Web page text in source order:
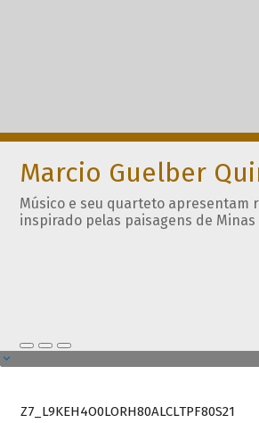
Marcio Guelber
Músico e seu quarteto apresentam
inspirado pelas paisagens de Minas
Z7_L9KEH4O0LORH80ALCLTPF80S21